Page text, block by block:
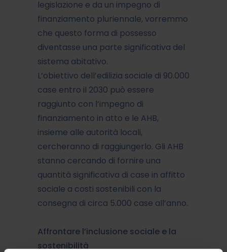
legislazione e da un impegno di
finanziamento pluriennale, vorremmo
che questo forma di possesso
diventasse una parte significativa del
sistema abitativo.
L’obiettivo dell’edilizia sociale di 90.000
case entro il 2030 può essere
raggiunto con l’impegno di
finanziamento in atto e le AHB,
insieme alle autorità locali,
cercheranno di raggiungerlo. Gli AHB
stanno cercando di fornire una
quantità significativa di case in affitto
sociale a costi sostenibili con la
consegna di circa 5.000 case all’anno.
Affrontare l’inclusione sociale e la
sostenibilità